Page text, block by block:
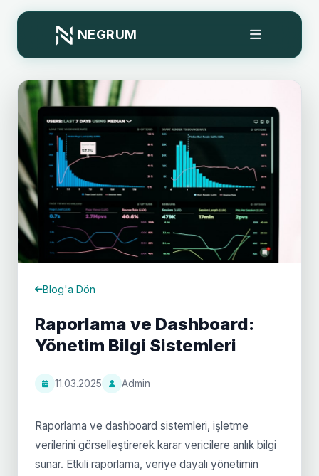
NEGRUM
Blog'a Dön
Raporlama ve Dashboard:
Yönetim Bilgi Sistemleri
11.03.2025 Admin
Raporlama ve dashboard sistemleri, işletme
verilerini görselleştirerek karar vericilere anlık bilgi
sunar. Etkili raporlama, veriye dayalı yönetimin